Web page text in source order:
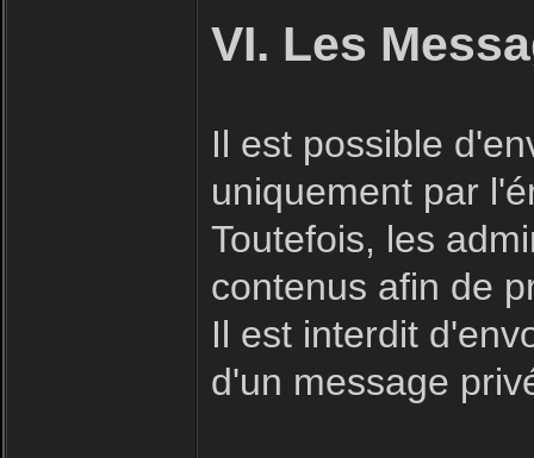
VI. Les
Il est possible
uniquement par
Toutefois, les
contenus afin de
Il est interdit
d'un message